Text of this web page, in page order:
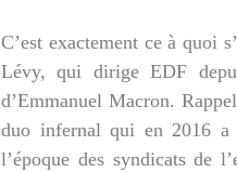
C’est exactement ce à quoi
Lévy, qui dirige EDF
d’Emmanuel Macron.
duo infernal qui en 2016 a
l’époque des syndicats de